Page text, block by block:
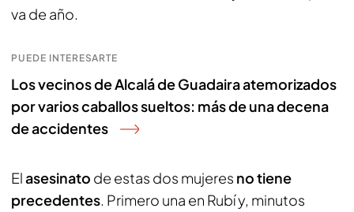
va de año.
PUEDE INTERESARTE
Los vecinos de Alcalá de Guadaira atemorizados
por varios caballos sueltos: más de una decena
de accidentes
Elasesinato de estas dos mujeres no tiene
precedentes. Primero una en Rubí y, minutos